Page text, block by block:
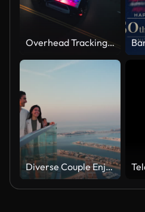
Overhead Tracking Drone Shot of a Police Car Driving on a City Street with Lights On at Night
Diverse Couple Enjoying Sunset Views from High Rise Sky Deck Overlooking Palm Jumeirah